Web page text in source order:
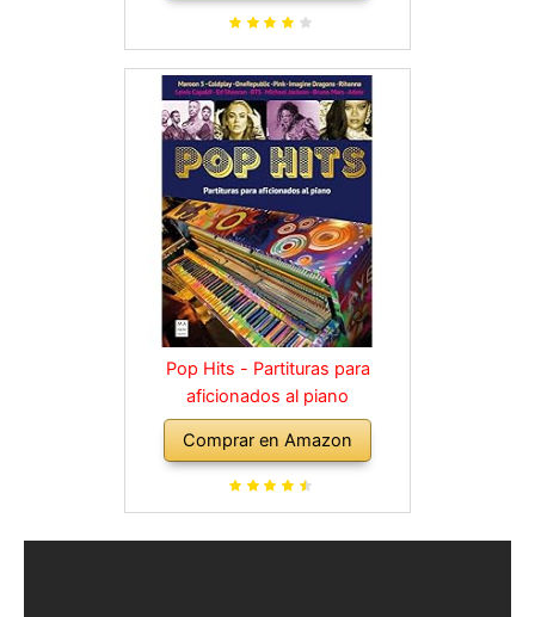
diferentes
Pop Hits - Partituras para
aficionados al piano
Comprar en Amazon